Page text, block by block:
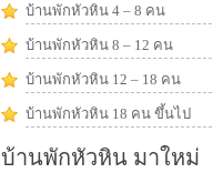
บ้านพักหัวหิน 4 – 8 คน
บ้านพักหัวหิน 8 – 12 คน
บ้านพักหัวหิน 12 – 18 คน
บ้านพักหัวหิน 18 คน ขึ้นไป
บ้านพักหัวหิน มาใหม่